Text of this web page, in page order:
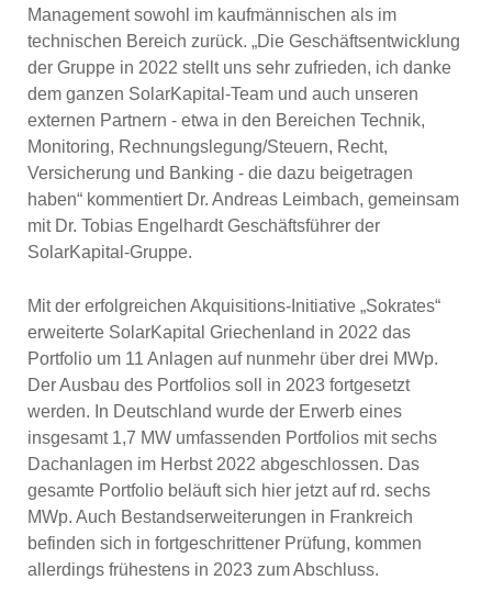
Management sowohl im kaufmännischen als im
technischen Bereich zurück. „Die Geschäftsentwicklung
der Gruppe in 2022 stellt uns sehr zufrieden, ich danke
dem ganzen SolarKapital-Team und auch unseren
externen Partnern - etwa in den Bereichen Technik,
Monitoring, Rechnungslegung/Steuern, Recht,
Versicherung und Banking - die dazu beigetragen
haben“ kommentiert Dr. Andreas Leimbach, gemeinsam
mit Dr. Tobias Engelhardt Geschäftsführer der
SolarKapital-Gruppe.
Mit der erfolgreichen Akquisitions-Initiative „Sokrates“
erweiterte SolarKapital Griechenland in 2022 das
Portfolio um 11 Anlagen auf nunmehr über drei MWp.
Der Ausbau des Portfolios soll in 2023 fortgesetzt
werden. In Deutschland wurde der Erwerb eines
insgesamt 1,7 MW umfassenden Port­folios mit sechs
Dachanlagen im Herbst 2022 abgeschlossen. Das
gesamte Portfolio beläuft sich hier jetzt auf rd. sechs
MWp. Auch Bestandserweiterun­gen in Frankreich
befinden sich in fortge­schrittener Prüfung, kommen
allerdings frühestens in 2023 zum Abschluss.